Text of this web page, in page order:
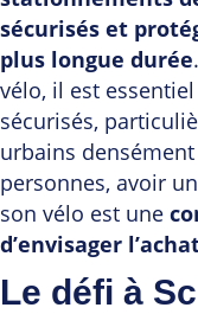
sécurisés et
plus longue durée
vélo, il est
sécurisés,
urbains
personnes, avoir
son vélo est une
d’envisager
Le défi à